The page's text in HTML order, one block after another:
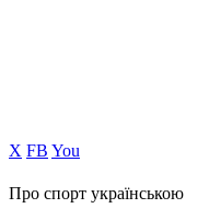
Х FB You
Про спорт українською